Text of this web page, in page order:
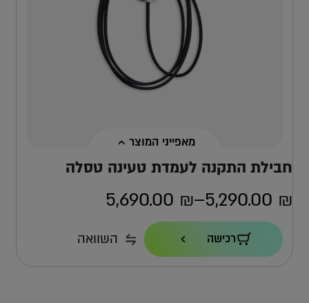
מאפייני המוצר
חבילת התקנה לעמדת טעינה טסלה
5,290.00 ₪
–
5,690.00 ₪
טווח
מחירים:
⁦5,290.00 ₪⁩
הספק טעינה
22KW
רכישה השוואה